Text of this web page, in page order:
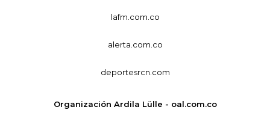
lafm.com.co
alerta.com.co
deportesrcn.com
Organización Ardila Lülle - oal.com.co